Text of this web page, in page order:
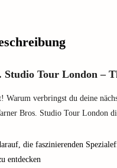
Studio Tour London –
Warum verbringst du deine
Bros. Studio Tour London
die faszinierenden
entdecken